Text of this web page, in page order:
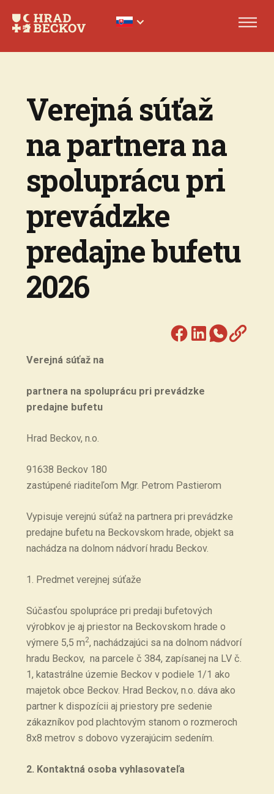
Verejná súťaž
na partnera na
spoluprácu pri
prevádzke
predajne bufetu
2026
Verejná súťaž na
partnera na spoluprácu pri prevádzke
predajne bufetu
Hrad Beckov, n.o.
91638 Beckov 180
zastúpené riaditeľom Mgr. Petrom Pastierom
Vypisuje verejnú súťaž na partnera pri prevádzke
predajne bufetu na Beckovskom hrade, objekt sa
nachádza na dolnom nádvorí hradu Beckov.
1. Predmet verejnej súťaže
Súčasťou spolupráce pri predaji bufetových
výrobkov je aj priestor na Beckovskom hrade o
výmere 5,5 m2, nachádzajúci sa na dolnom nádvorí
hradu Beckov, na parcele č 384, zapísanej na LV č.
1, katastrálne územie Beckov v podiele 1/1 ako
majetok obce Beckov. Hrad Beckov, n.o. dáva ako
partner k dispozícii aj priestory pre sedenie
zákazníkov pod plachtovým stanom o rozmeroch
8x8 metrov s dobovo vyzerajúcim sedením.
2. Kontaktná osoba vyhlasovateľa